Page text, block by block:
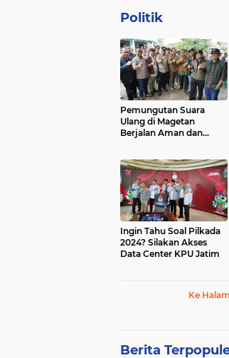
Politik
Pemungutan Suara
Ulang di Magetan
Berjalan Aman dan
Ingin Tahu Soal Pilkada
2024? Silakan Akses
Data Center KPU Jatim
Ke
Berita